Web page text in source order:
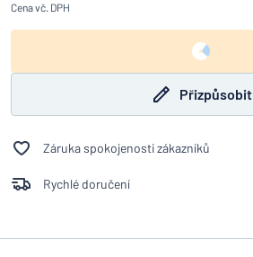
Cenavč. DPH
Přizpůsobit
Záruka spokojenosti zákazníků
Rychlé doručení